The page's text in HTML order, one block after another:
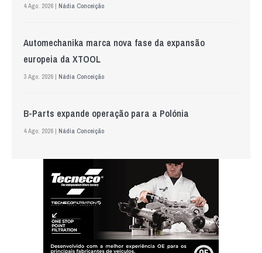
4 Ago. 2026 | Nádia Conceição
Automechanika marca nova fase da expansão
europeia da XTOOL
3 Ago. 2026 | Nádia Conceição
B-Parts expande operação para a Polónia
4 Ago. 2026 | Nádia Conceição